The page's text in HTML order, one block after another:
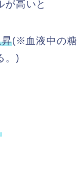
が高いと
昇(※血液中の糖
。)